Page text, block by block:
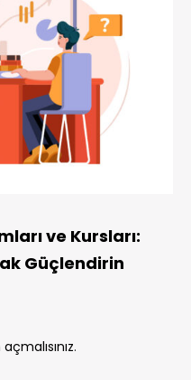
ve Kursları:
Güçlendirin
.